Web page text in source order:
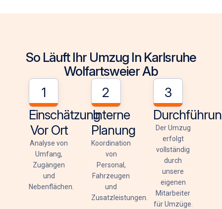
So Läuft Ihr Umzug In Karlsruhe
Wolfartsweier Ab
1
Einschätzung
Vor Ort
Analyse von
Umfang,
Zugängen
und
Nebenflächen.
2
Interne
Planung
Koordination
von
Personal,
Fahrzeugen
und
Zusatzleistungen.
3
Der Umzug
erfolgt
vollständig
durch
unsere
eigenen
Mitarbeiter
für Umzüge.